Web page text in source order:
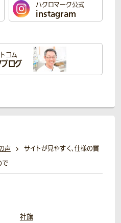
ハクロマーク公式
instagram
コム
ログ
声
サイトが見やすく、仕様の質
で
社旗